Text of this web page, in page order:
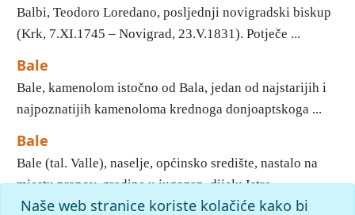
Balbi, Teodoro Loredano, posljednji novigradski biskup
(Krk, 7.XI.1745 – Novigrad, 23.V.1831). Potječe ...
Bale
Bale, kamenolom istočno od Bala, jedan od najstarijih i
najpoznatijih kamenoloma krednoga donjoaptskoga ...
Bale
Bale (tal. Valle), naselje, općinsko središte, nastalo na
mjestu prapov. gradine u jugozap. dijelu Istre ...
Naše web stranice koriste kolačiće kako bi